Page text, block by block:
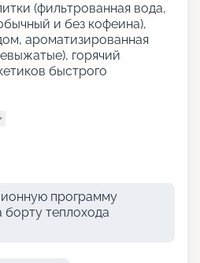
(фильтрованная вода,
и без кофеина),
ароматизированная
горячий
быстрого
программу
борту теплохода